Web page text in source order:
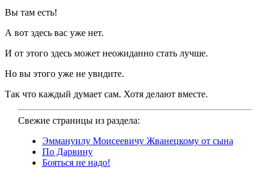
Вы там есть!
А вот здесь вас уже нет.
И от этого здесь может неожиданно стать лучше.
Но вы этого уже не увидите.
Так что каждый думает сам. Хотя делают вместе.
Свежие страницы из раздела:
Эммануилу Моисеевичу Жванецкому от сына
По Дарвину
Бояться не надо!